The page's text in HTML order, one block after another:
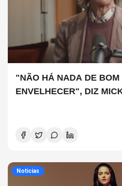
"NÃO HÁ NADA DE BOM
ENVELHECER", DIZ
Noticias